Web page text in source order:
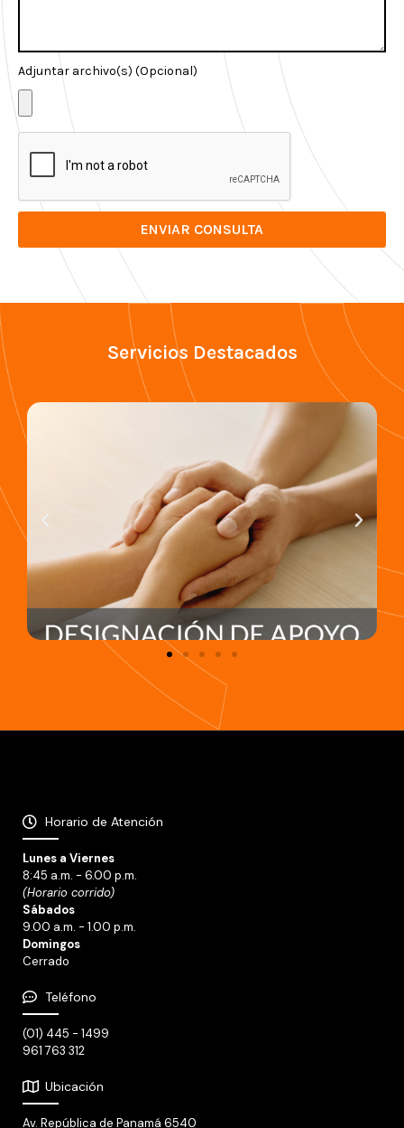
Adjuntar archivo(s) (Opcional)
ENVIAR CONSULTA
Servicios Destacados
Horario de Atención
Lunes a Viernes
8:45 a.m. - 6.00 p.m.
(Horario corrido)
Sábados
9.00 a.m. - 1.00 p.m.
Domingos
Cerrado
Teléfono
(01) 445 - 1499
961 763 312
Ubicación
Av. República de Panamá 6540